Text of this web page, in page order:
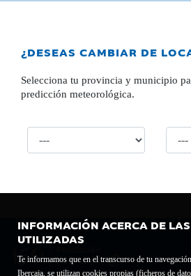
INFORMACIÓN ACERCA DE
UTILIZADAS
Te informamos que en el transcurso de tu
Ibercaja, se utilizan cookies propias (ficheros de
¿DESEAS CAMBIAR DE
Selecciona tu provincia y municipio
predicción meteorológica.